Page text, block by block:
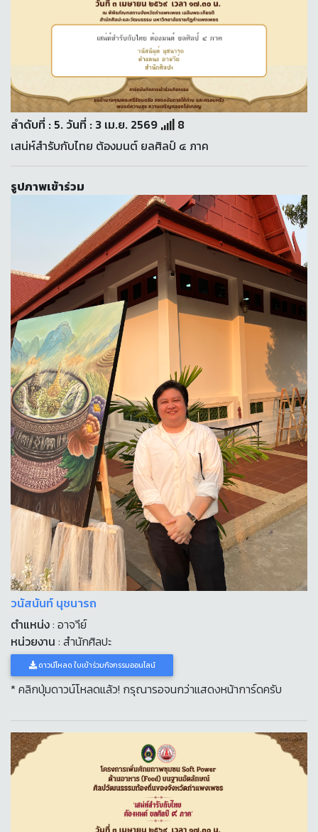
ลำดับที่ : 5. วันที่ : 3 เม.ย. 2569
8
เสน่ห์สำรับกับไทย ต้องมนต์ ยลศิลป์ ๔ ภาค
รูปภาพเข้าร่วม
วนัสนันท์ นุชนารถ
ตำแหน่ง: อาจาีย์
หน่วยงาน : สำนักศิลปะ
ดาวน์โหลด ใบเข้าร่วมกิจกรรมออนไลน์
* คลิกปุ่มดาวน์โหลดแล้ว! กรุณารอจนกว่าแสดงหน้าการ์ดครับ